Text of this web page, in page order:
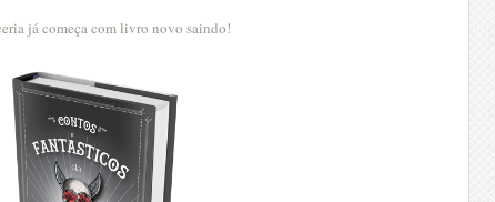
já começa com livro novo saindo!